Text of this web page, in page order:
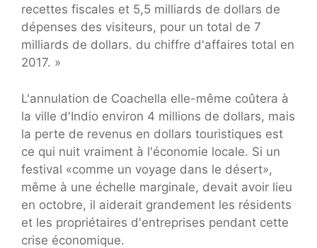
recettes fiscales et 5,5 milliards de dollars de
dépenses des visiteurs, pour un total de 7
milliards de dollars. du chiffre d'affaires total en
2017. »
L'annulation de Coachella elle-même coûtera à
la ville d'Indio environ 4 millions de dollars, mais
la perte de revenus en dollars touristiques est
ce qui nuit vraiment à l'économie locale. Si un
festival «comme un voyage dans le désert»,
même à une échelle marginale, devait avoir lieu
en octobre, il aiderait grandement les résidents
et les propriétaires d'entreprises pendant cette
crise économique.